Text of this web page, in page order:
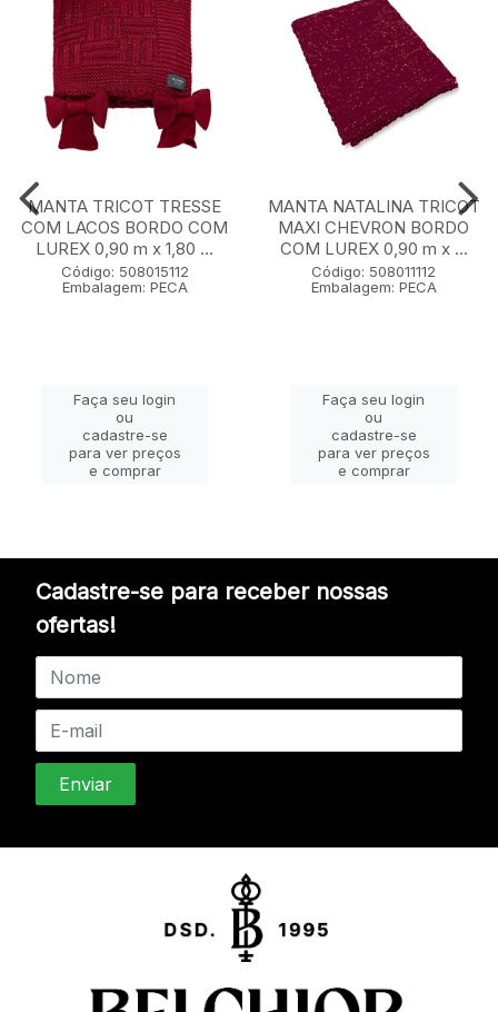
MANTA TRICOT TRESSE
COM LACOS BORDO COM
LUREX 0,90 m x 1,80 ...
Código: 508015112
Embalagem: PECA
Faça seu login
ou
cadastre-se
para ver preços
e comprar
MANTA NATALINA TRICOT
MAXI CHEVRON BORDO
COM LUREX 0,90 m x ...
Código: 508011112
Embalagem: PECA
Faça seu login
ou
cadastre-se
para ver preços
e comprar
Cadastre-se para receber nossas
ofertas!